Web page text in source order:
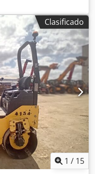
(lxanxal): 622 x
TCD4.1 L-4
de compactación
, modelo Credpsx
de una apisonadora de
Este versátil
a cualquier lugar del
de compactación y
obras pequeñas o
de infraestructura
de edificios.
D5 tiene un peso
de 2,13 m. Ancho
tambor: 1.500 mm
2,10/1,10 mm CE
Clasificado
1 / 15